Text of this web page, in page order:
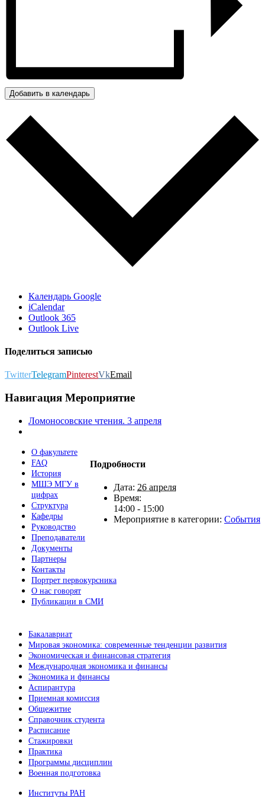
Добавить в календарь
Календарь Google
iCalendar
Outlook 365
Outlook Live
Поделиться записью
TwitterTelegramPinterestVkEmail
Навигация Мероприятие
Ломоносовские чтения. 3 апреля
Подробности
Дата: 26 апреля
Время:
14:00 - 15:00
Мероприятие в категории: События
О факультете
FAQ
История
МШЭ МГУ в
цифрах
Структура
Кафедры
Руководство
Преподаватели
Документы
Партнеры
Контакты
Портрет первокурсника
О нас говорят
Публикации в СМИ
Бакалавриат
Мировая экономика: современные тенденции развития
Экономическая и финансовая стратегия
Международная экономика и финансы
Экономика и финансы
Аспирантура
Приемная комиссия
Общежитие
Справочник студента
Расписание
Стажировки
Практика
Программы дисциплин
Военная подготовка
Институты РАН